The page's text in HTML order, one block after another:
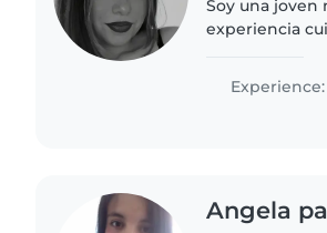
Soy una joven
experiencia
Disfruto de
Experience:
Angela